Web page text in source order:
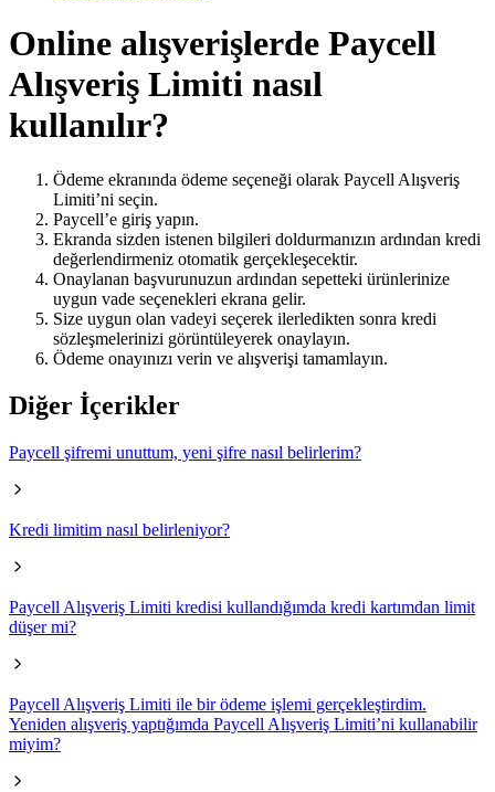
Online alışverişlerde Paycell
Alışveriş Limiti nasıl
kullanılır?
Ödeme ekranında ödeme seçeneği olarak Paycell Alışveriş
Limiti’ni seçin.
Paycell’e giriş yapın.
Ekranda sizden istenen bilgileri doldurmanızın ardından kredi
değerlendirmeniz otomatik gerçekleşecektir.
Onaylanan başvurunuzun ardından sepetteki ürünlerinize
uygun vade seçenekleri ekrana gelir.
Size uygun olan vadeyi seçerek ilerledikten sonra kredi
sözleşmelerinizi görüntüleyerek onaylayın.
Ödeme onayınızı verin ve alışverişi tamamlayın.​
Diğer İçerikler
Paycell şifremi unuttum, yeni şifre nasıl belirlerim?
Kredi limitim nasıl belirleniyor?
Paycell Alışveriş Limiti kredisi kullandığımda kredi kartımdan limit
düşer mi?
Paycell Alışveriş Limiti ile bir ödeme işlemi gerçekleştirdim.
Yeniden alışveriş yaptığımda Paycell Alışveriş Limiti’ni kullanabilir
miyim?